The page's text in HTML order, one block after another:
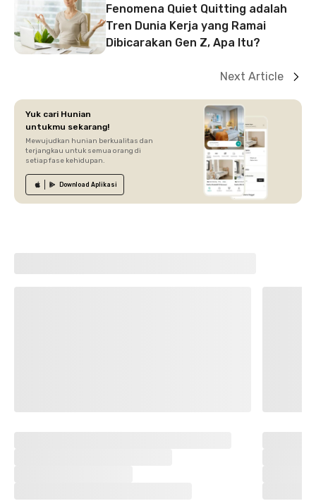
Fenomena Quiet Quitting adalah
Tren Dunia Kerja yang Ramai
Dibicarakan Gen Z, Apa Itu?
Next Article
Yuk cari Hunian
untukmu sekarang!
Mewujudkan hunian berkualitas dan
terjangkau untuk semua orang di
setiap fase kehidupan.
Download Aplikasi